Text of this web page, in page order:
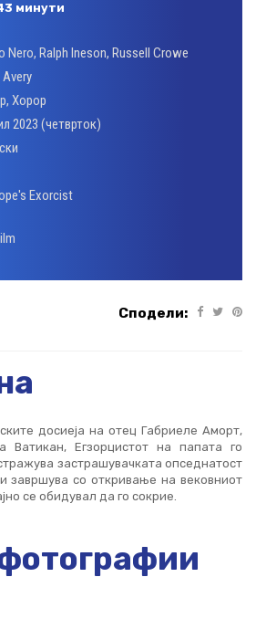
минути
Nero, Ralph Ineson, Russell Crowe
, Хорор
2023 (четврток)
Exorcist
Сподели:
досиеја на отец Габриеле Аморт,
Ватикан, Егзорцистот на папата го
застрашувачката опседнатост
завршува со откривање на вековниот
се обидувал да го сокрие.